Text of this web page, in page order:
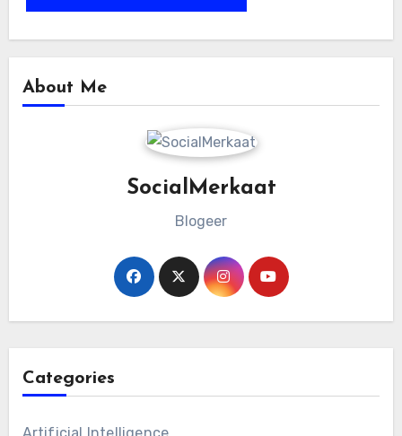
About Me
SocialMerkaat
Blogeer
Categories
Artificial Intelligence